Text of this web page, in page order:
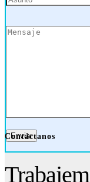
Enviar
Contáctanos